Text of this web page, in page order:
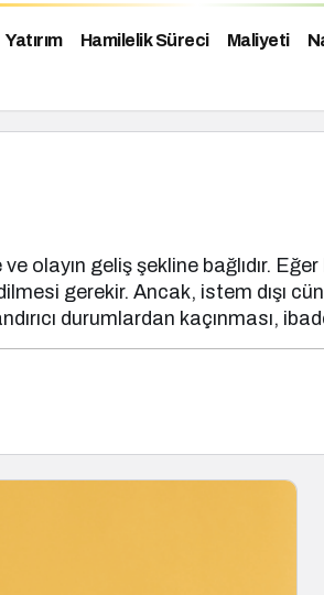
Yatırım Hamilelik Süreci Maliyeti
olayın geliş şekline bağlıdır.
gerekir. Ancak, istem dışı
durumlardan kaçınması,